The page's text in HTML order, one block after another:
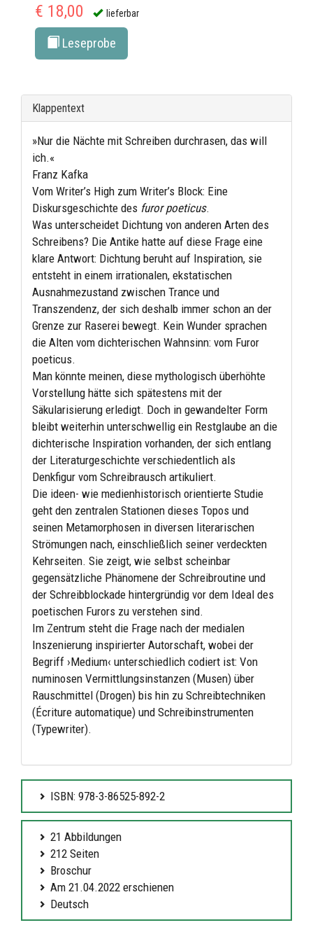
€ 18,00 lieferbar
Leseprobe
Klappentext
»Nur die Nächte mit Schreiben durchrasen, das will
ich.«
Franz Kafka
Vom Writer’s High zum Writer’s Block: Eine
Diskursgeschichte des furor poeticus.
Was unterscheidet Dichtung von anderen Arten des
Schreibens? Die Antike hatte auf diese Frage eine
klare Antwort: Dichtung beruht auf Inspiration, sie
entsteht in einem irrationalen, ekstatischen
Ausnahmezustand zwischen Trance und
Transzendenz, der sich deshalb immer schon an der
Grenze zur Raserei bewegt. Kein Wunder sprachen
die Alten vom dichterischen Wahnsinn: vom Furor
poeticus.
Man könnte meinen, diese mythologisch überhöhte
Vorstellung hätte sich spätestens mit der
Säkularisierung erledigt. Doch in gewandelter Form
bleibt weiterhin unterschwellig ein Restglaube an die
dichterische Inspiration vorhanden, der sich entlang
der Literaturgeschichte verschiedentlich als
Denkfigur vom Schreibrausch artikuliert.
Die ideen- wie medienhistorisch orientierte Studie
geht den zentralen Stationen dieses Topos und
seinen Metamorphosen in diversen literarischen
Strömungen nach, einschließlich seiner verdeckten
Kehrseiten. Sie zeigt, wie selbst scheinbar
gegensätzliche Phänomene der Schreibroutine und
der Schreibblockade hintergründig vor dem Ideal des
poetischen Furors zu verstehen sind.
Im Zentrum steht die Frage nach der medialen
Inszenierung inspirierter Autorschaft, wobei der
Begriff ›Medium‹ unterschiedlich codiert ist: Von
numinosen Vermittlungsinstanzen (Musen) über
Rauschmittel (Drogen) bis hin zu Schreibtechniken
(Écriture automatique) und Schreibinstrumenten
(Typewriter).
ISBN: 978-3-86525-892-2
21 Abbildungen
212 Seiten
Broschur
Am 21.04.2022 erschienen
Deutsch